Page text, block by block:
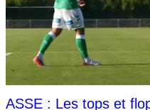
ASSE : Les tops et